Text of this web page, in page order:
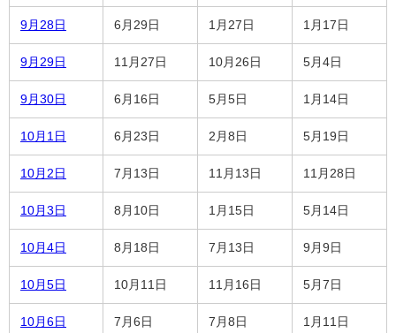
9月28日 6月29日 1月27日 1月17日
9月29日 11月27日 10月26日 5月4日
9月30日 6月16日 5月5日 1月14日
10月1日 6月23日 2月8日 5月19日
10月2日 7月13日 11月13日 11月28日
10月3日 8月10日 1月15日 5月14日
10月4日 8月18日 7月13日 9月9日
10月5日 10月11日 11月16日 5月7日
10月6日 7月6日 7月8日 1月11日